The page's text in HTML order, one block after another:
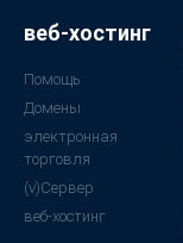
веб-хостинг
Помощь
Домены
электронная
торговля
(v)Сервер
веб-хостинг